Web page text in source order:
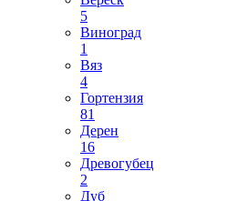
5
Виноград
1
Вяз
4
Гортензия
81
Дерен
16
Древогубец
2
Дуб